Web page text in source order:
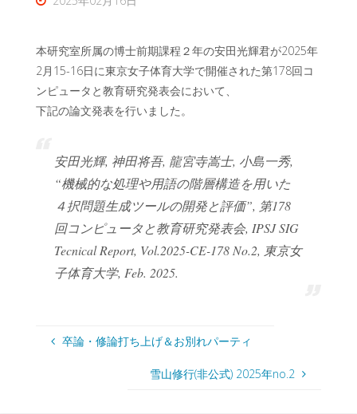
本研究室所属の博士前期課程２年の安田光輝君が2025年
2月15-16日に東京女子体育大学で開催された第178回コ
ンピュータと教育研究発表会において、
下記の論文発表を行いました。
安田光輝, 神田将吾, 龍宮寺嵩士, 小島一秀,
“機械的な処理や用語の階層構造を用いた
４択問題生成ツールの開発と評価”, 第178
回コンピュータと教育研究発表会, IPSJ SIG
Tecnical Report, Vol.2025-CE-178 No.2, 東京女
子体育大学, Feb. 2025.
卒論・修論打ち上げ＆お別れパーティ
雪山修行(非公式) 2025年no.2